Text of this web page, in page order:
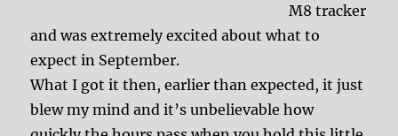
M8 tracker
and was extremely excited about what to
expect in September.
What I got it then, earlier than expected, it just
blew my mind and it’s unbelievable how